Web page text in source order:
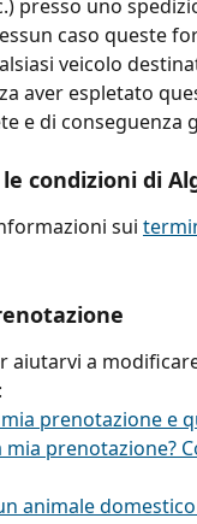
presso uno
caso queste
veicolo
aver espletato
e di
condizioni di
sui
aiutarvi a
prenotazione e
prenotazione?
animale